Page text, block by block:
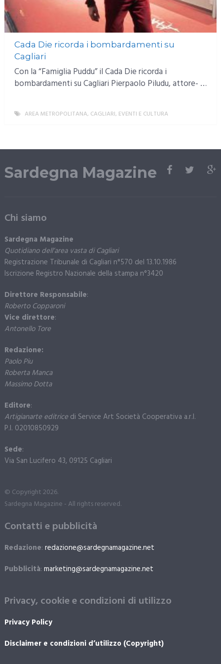
Cada Die ricorda i bombardamenti su
Cagliari
Con la “Famiglia Puddu” il Cada Die ricorda i
bombardamenti su Cagliari Pierpaolo Piludu, attore- …
AREA METROPOLITANA, CAGLIARI, EVENTI E CULTURA
Sardegna Magazine
Chi siamo
Sardegna Magazine
Quotidiano dell’area vasta di Cagliari
Registrazione Tribunale di Cagliari n°570 del 13.10.1986
Iscrizione Registro Nazionale della stampa n°3420
Direttore Responsabile:
Roberto Copparoni
Vice direttore:
Antonello Tore
Redazione:
Paolo Piu
Roberta Manca
Massimo Dotta
Editore:
Artigianarte editricedi Service Art Società Cooperativa a.r.l.
P.I. 02010850929
Sede:
Via San Lucifero 43, 09125 Cagliari
© Copyright 2026.
Sardegna Magazine - All rights reserved.
Contatti e pubblicità
Redazione: redazione@sardegnamagazine.net
Pubblicità: marketing@sardegnamagazine.net
Privacy, cookie e condizioni di utilizzo
Privacy Policy
Disclaimer e condizioni d’utilizzo (Copyright)